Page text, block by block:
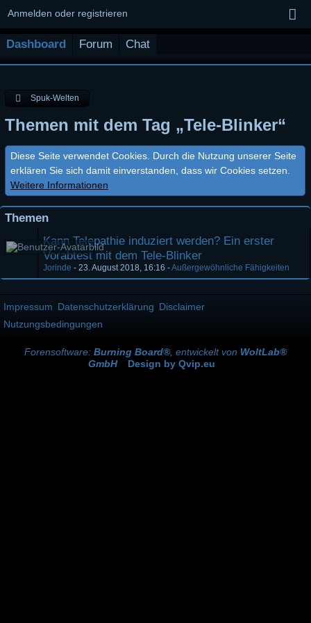
Anmelden oder registrieren
Dashboard Forum Chat
Spuk-Welten
Themen mit dem Tag „Tele-Blinker“
Diese Seite verwendet Cookies. Durch die Nutzung unserer Seite
erklären Sie sich damit einverstanden, dass wir Cookies setzen.
Weitere Informationen
Themen
Kann Telepathie induziert werden? Ein erster
Vorabtest mit dem Tele-Blinker
Jorinde - 23. August 2018, 16:16 -Außergewöhnliche Fähigkeiten
Impressum Datenschutzerklärung Disclaimer
Nutzungsbedingungen
Forensoftware: Burning Board®, entwickelt von WoltLab®
GmbH